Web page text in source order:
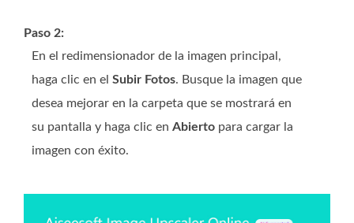
Paso 2:
En el redimensionador de la imagen principal,
haga clic en el Subir Fotos. Busque la imagen que
desea mejorar en la carpeta que se mostrará en
su pantalla y haga clic en Abierto para cargar la
imagen con éxito.